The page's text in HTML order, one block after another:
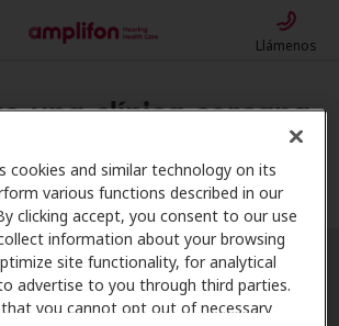
cookies and similar technology on its
various functions described in our
clicking accept, you consent to our use
information about your browsing
site functionality, for analytical
advertise to you through third parties.
you cannot opt out of necessary
Llámenos
una clínica cercana
Mi ubicación
More filters